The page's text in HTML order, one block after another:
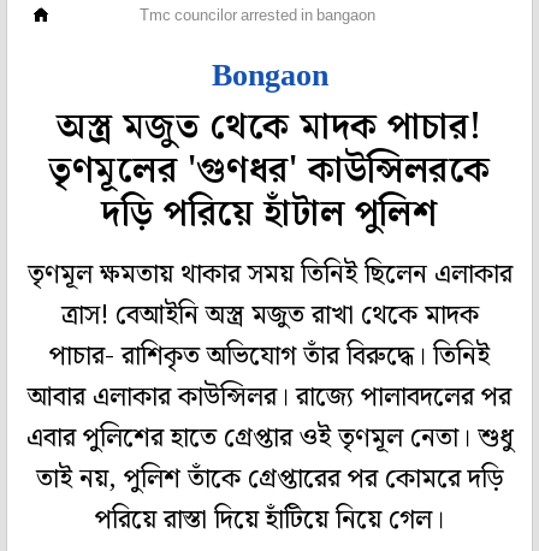
Tmc councilor arrested in bangaon
Bongaon
অস্ত্র মজুত থেকে মাদক পাচার!
তৃণমূলের 'গুণধর' কাউন্সিলরকে
দড়ি পরিয়ে হাঁটাল পুলিশ
তৃণমূল ক্ষমতায় থাকার সময় তিনিই ছিলেন এলাকার
ত্রাস! বেআইনি অস্ত্র মজুত রাখা থেকে মাদক
পাচার- রাশিকৃত অভিযোগ তাঁর বিরুদ্ধে। তিনিই
আবার এলাকার কাউন্সিলর। রাজ্যে পালাবদলের পর
এবার পুলিশের হাতে গ্রেপ্তার ওই তৃণমূল নেতা। শুধু
তাই নয়, পুলিশ তাঁকে গ্রেপ্তারের পর কোমরে দড়ি
পরিয়ে রাস্তা দিয়ে হাঁটিয়ে নিয়ে গেল।